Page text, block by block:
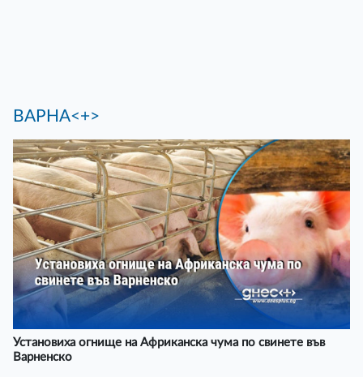
ВАРНА<+>
Установиха огнище на Африканска чума по свинете във
Варненско